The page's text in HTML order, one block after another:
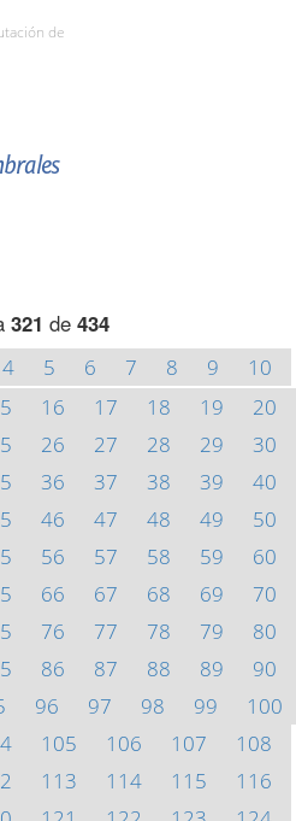
de
321 de 434
4 5 6 7 8 9
10
16 17 18 19
20
26 27 28 29
30
36 37 38 39
40
46 47 48 49
50
56 57 58 59
60
66 67 68 69
70
76 77 78 79
80
86 87 88 89
90
96 97 98 99
100
105 106 107
108
113 114 115
116